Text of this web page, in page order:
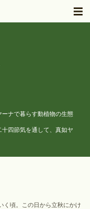
ナで暮らす動植物の生態
四節気を通して、 真如ヤ
く頃。この日から立秋にかけ